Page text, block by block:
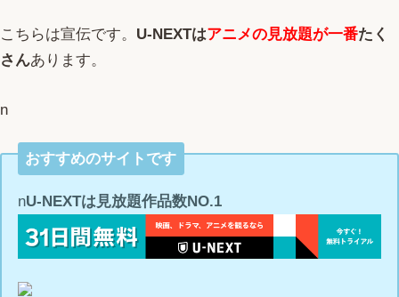
こちらは宣伝です。 U-NEXTはアニメの見放題が一番たく
さんあります。
n
おすすめのサイトです
nU-NEXTは見放題作品数NO.1